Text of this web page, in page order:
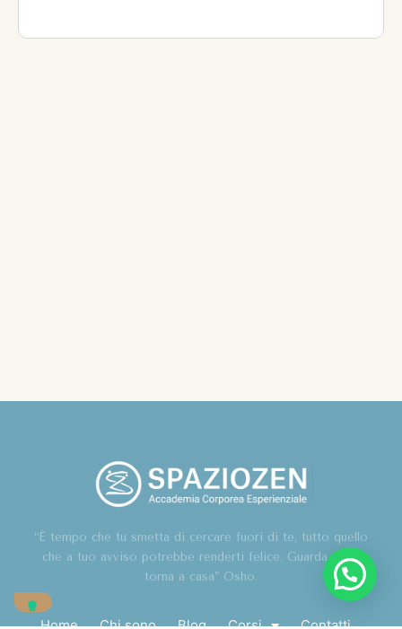
“È tempo che tu smetta di cercare fuori di te, tutto quello
che a tuo avviso potrebbe renderti felice. Guarda in te,
torna a casa” Osho.
Home Chi sono Blog Corsi Contatti